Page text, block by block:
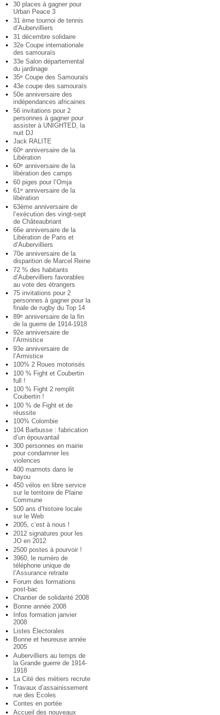
30 places à gagner pour
Urban Peace 3
31 ème tournoi de tennis
d’Aubervilliers
31 décembre solidaire
32e Coupe internationale
des samouraïs
33e Salon départemental
du jardinage
35e Coupe des Samouraïs
43e coupe des samouraïs
50e anniversaire des
indépendances africaines
56 invitations pour 2
personnes à gagner pour
assister à UNIGHTED, la
nuit DJ
Jack RALITE
60e anniversaire de la
Libération
60e anniversaire de la
libération des camps
60 piges pour l’Omja
61e anniversaire de la
libération
63ème anniversaire de
l’exécution des vingt-sept
de Châteaubriant
66e anniversaire de la
Libération de Paris et
d’Aubervilliers
70e anniversaire de la
disparition de Marcel Reine
72 % des habitants
d’Aubervilliers favorables
au vote des étrangers
75 invitations pour 2
personnes à gagner pour la
finale de rugby du Top 14
89e anniversaire de la fin
de la guerre de 1914-1918
92e anniversaire de
l’Armistice
93e anniversaire de
l’Armistice
100% 2 Roues motorisés
100 % Fight et Coubertin
full !
100 % Fight 2 remplit
Coubertin !
100 % de Fight et de
réussite
100% Colombie
104 Barbusse : fabrication
d’un épouvantail
300 personnes en mairie
pour condamner les
violences
400 marmots dans le
bayou
450 vélos en libre service
sur le territoire de Plaine
Commune
500 ans d’histoire locale
sur le Web
2005, c’est à nous !
2012 signatures pour les
JO en 2012
2500 postes à pourvoir !
3960, le numéro de
téléphone unique de
l’Assurance retraite
Forum des formations
post-bac
Chantier de solidarité 2008
Bonne année 2008
Infos formation janvier
2008
Listes Électorales
Bonne et heureuse année
2005
Aubervilliers au temps de
la Grande guerre de 1914-
1918
La Cité des métiers recrute
Travaux d’assainissement
rue des Ecoles
Contes en portée
Accueil des nouveaux